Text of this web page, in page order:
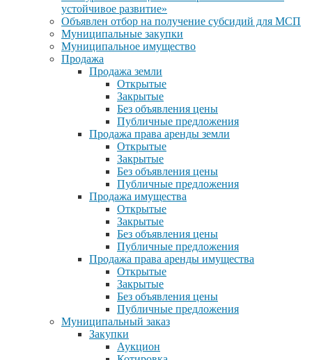
устойчивое развитие»
Объявлен отбор на получение субсидий для МСП
Муниципальные закупки
Муниципальное имущество
Продажа
Продажа земли
Открытые
Закрытые
Без объявления цены
Публичные предложения
Продажа права аренды земли
Открытые
Закрытые
Без объявления цены
Публичные предложения
Продажа имущества
Открытые
Закрытые
Без объявления цены
Публичные предложения
Продажа права аренды имущества
Открытые
Закрытые
Без объявления цены
Публичные предложения
Муниципальный заказ
Закупки
Аукцион